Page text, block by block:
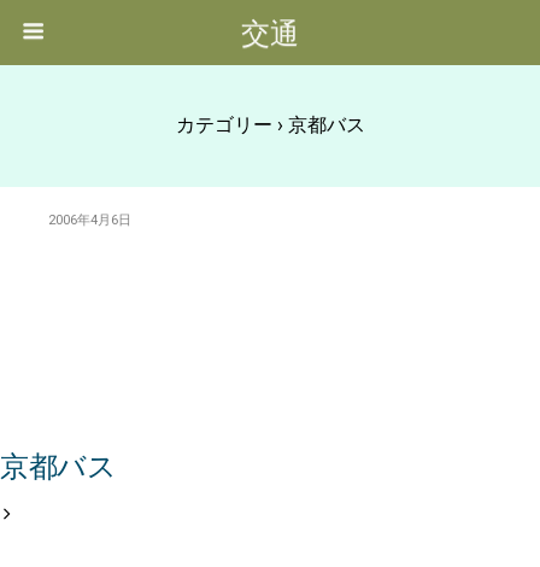
交通
カテゴリー › 京都バス
2006年4月6日
京都バス